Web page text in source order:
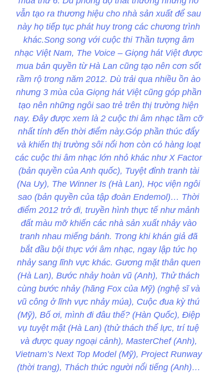
vẫn tạo ra thương hiệu cho nhà sản xuất để sau
này họ tiếp tục phát huy trong các chương trình
khác.Song song với cuộc thi Thần tượng âm
nhạc Việt Nam, The Voice – Giọng hát Việt được
mua bản quyền từ Hà Lan cũng tạo nên cơn sốt
rầm rộ trong năm 2012. Dù trải qua nhiều ồn ào
nhưng 3 mùa của Giọng hát Việt cũng góp phần
tạo nên những ngôi sao trẻ trên thị trường hiện
nay. Đây được xem là 2 cuộc thi âm nhạc tầm cỡ
nhất tính đến thời điểm này.Góp phần thúc đẩy
và khiến thị trường sôi nổi hơn còn có hàng loạt
các cuộc thi âm nhạc lớn nhỏ khác như X Factor
(bản quyền của Anh quốc), Tuyệt đỉnh tranh tài
(Na Uy), The Winner Is (Hà Lan), Học viện ngôi
sao (bản quyền của tập đoàn Endemol)… Thời
điểm 2012 trở đi, truyền hình thực tế như mảnh
đất màu mỡ khiến các nhà sản xuất nhảy vào
tranh nhau miếng bánh. Trong khi khán giả đã
bắt đầu bội thực với âm nhạc, ngay lập tức họ
nhảy sang lĩnh vực khác. Gương mặt thân quen
(Hà Lan), Bước nhảy hoàn vũ (Anh), Thử thách
cùng bước nhảy (hãng Fox của Mỹ) (nghệ sĩ và
vũ công ở lĩnh vực nhảy múa), Cuộc đua kỳ thú
(Mỹ), Bố ơi, mình đi đâu thế? (Hàn Quốc), Điệp
vụ tuyệt mật (Hà Lan) (thử thách thể lực, trí tuệ
và được quay ngoại cảnh), MasterChef (Anh),
Vietnam’s Next Top Model (Mỹ), Project Runway
(thời trang), Thách thức người nổi tiếng (Anh)…